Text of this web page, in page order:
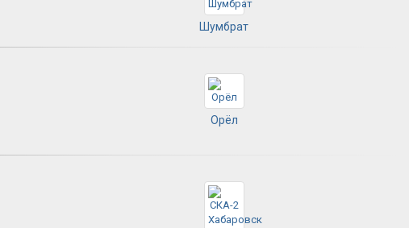
Шумбрат
Орёл